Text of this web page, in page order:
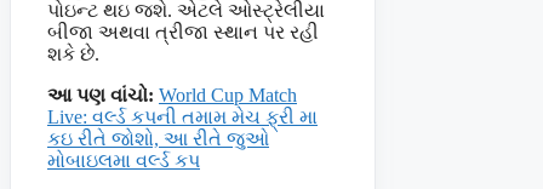
પોઇન્ટ થઇ જશે. એટલે ઓસ્ટ્રેલીયા
બીજા અથવા ત્રીજા સ્થાન પર રહી
શકે છે.
આ પણ વાંચો: World Cup Match
Live: વર્લ્ડ કપની તમામ મેચ ફ્રી મા
કઇ રીતે જોશો, આ રીતે જુઓ
મોબાઇલમા વર્લ્ડ કપ